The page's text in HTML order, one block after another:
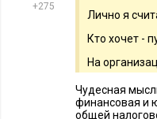
+275
Лично я
Кто хочет -
На
Чудесная
финансовая и
общей